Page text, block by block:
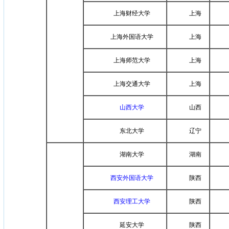
上海财经大学 上海
上海外国语大学 上海
上海师范大学 上海
上海交通大学 上海
山西大学 山西
东北大学 辽宁
湖南大学 湖南
西安外国语大学 陕西
西安理工大学 陕西
延安大学 陕西